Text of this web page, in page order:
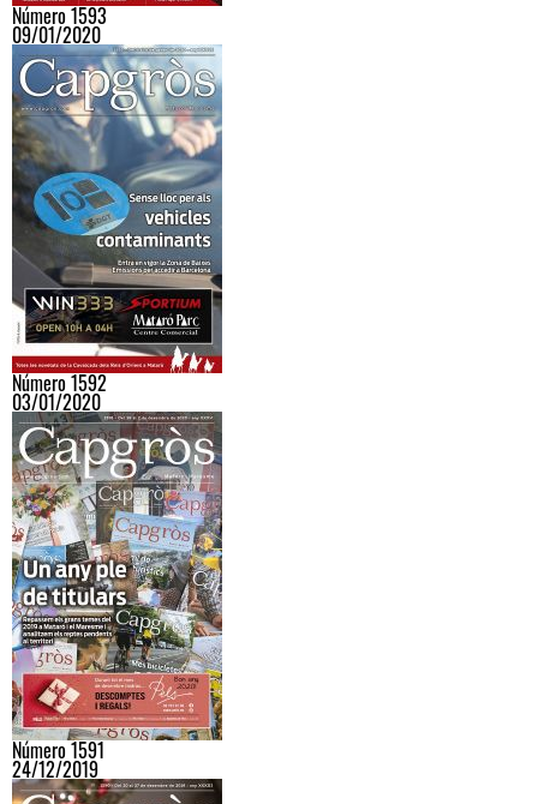
Número 1593
09/01/2020
Número 1592
03/01/2020
Número 1591
24/12/2019